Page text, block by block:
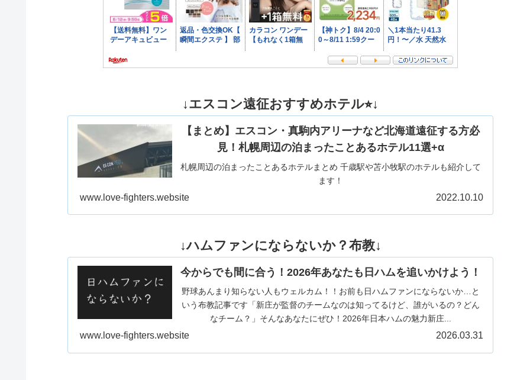
↓エスコン遠征おすすめホテル⭐︎↓
【まとめ】エスコン・真駒内アリーナなど北海道遠征する方必
見！札幌周辺の泊まったことあるホテル11選+α
札幌周辺の泊まったことあるホテルまとめ 千歳駅や苫小牧駅のホテルも紹介して
ます！
www.love-fighters.website 2022.10.10
↓ハムファンにならないか？布教↓
今からでも間に合う！2026年あなたも日ハムを追いかけよう！
野球あんまり知らない人もウェルカム！！お前も日ハムファンにならないか…と
いう布教記事です「新庄が監督のチームなのは知ってるけど、誰がいるの？どん
なチーム？」そんなあなたにぜひ！2026年日本ハムの魅力新庄...
www.love-fighters.website 2026.03.31